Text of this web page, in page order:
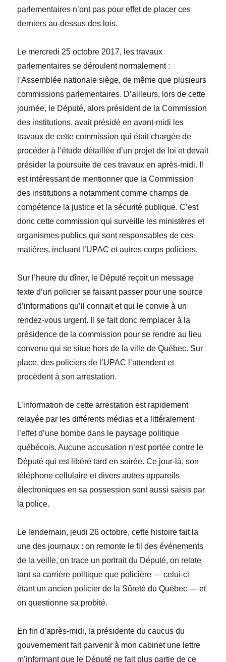
parlementaires n’ont pas pour effet de placer ces
derniers au-dessus des lois.
Le mercredi 25 octobre 2017, les travaux
parlementaires se déroulent normalement :
l’Assemblée nationale siège, de même que plusieurs
commissions parlementaires. D’ailleurs, lors de cette
journée, le Député, alors président de la Commission
des institutions, avait présidé en avant-midi les
travaux de cette commission qui était chargée de
procéder à l’étude détaillée d’un projet de loi et devait
présider la poursuite de ces travaux en après-midi. Il
est intéressant de mentionner que la Commission
des institutions a notamment comme champs de
compétence la justice et la sécurité publique. C’est
donc cette commission qui surveille les ministères et
organismes publics qui sont responsables de ces
matières, incluant l’UPAC et autres corps policiers.
Sur l’heure du dîner, le Député reçoit un message
texte d’un policier se faisant passer pour une source
d’informations qu’il connait et qui le convie à un
rendez-vous urgent. Il se fait donc remplacer à la
présidence de la commission pour se rendre au lieu
convenu qui se situe hors de la ville de Québec. Sur
place, des policiers de l’UPAC l’attendent et
procèdent à son arrestation.
L’information de cette arrestation est rapidement
relayée par les différents médias et a littéralement
l’effet d’une bombe dans le paysage politique
québécois. Aucune accusation n’est portée contre le
Député qui est libéré tard en soirée. Ce jour-là, son
téléphone cellulaire et divers autres appareils
électroniques en sa possession sont aussi saisis par
la police.
Le lendemain, jeudi 26 octobre, cette histoire fait la
une des journaux : on remonte le fil des événements
de la veille, on trace un portrait du Député, on relate
tant sa carrière politique que policière — celui-ci
étant un ancien policier de la Sûreté du Québec — et
on questionne sa probité.
En fin d’après-midi, la présidente du caucus du
gouvernement fait parvenir à mon cabinet une lettre
m’informant que le Député ne fait plus partie de ce